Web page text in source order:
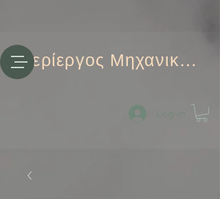
Περίεργος Μηχανικός
Log-in